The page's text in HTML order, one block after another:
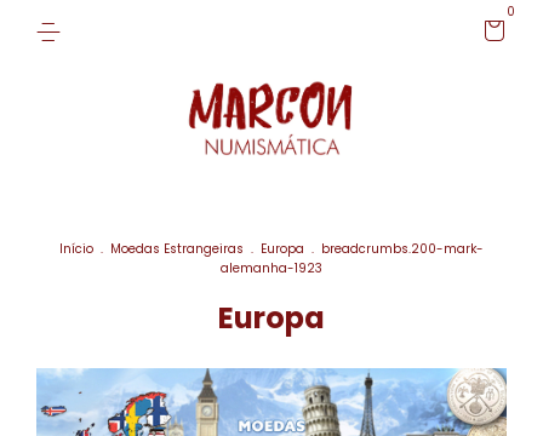
0
Início . Moedas Estrangeiras . Europa . breadcrumbs.200-mark-
alemanha-1923
Europa